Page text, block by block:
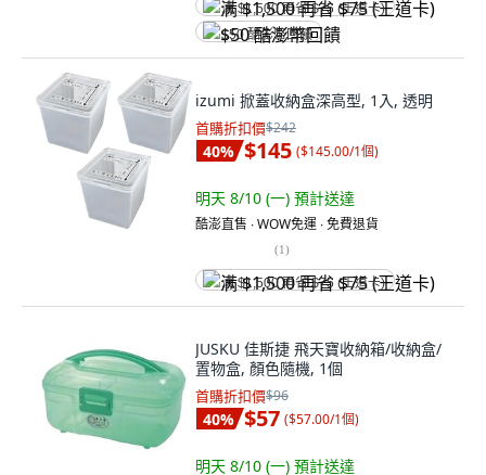
满 $1,500 再省 $75 (王道卡)
$50 酷澎幣回饋
izumi 掀蓋收納盒深高型, 1入, 透明
首購折扣價$242
40% $145 ($145.00/1個)
明天 8/10 (一) 預計送達
酷澎直售 ∙ WOW免運 ∙ 免費退貨
(1)
满 $1,500 再省 $75 (王道卡)
JUSKU 佳斯捷 飛天寶收納箱/收納盒/
置物盒, 顏色隨機, 1個
首購折扣價$96
40% $57 ($57.00/1個)
明天 8/10 (一) 預計送達